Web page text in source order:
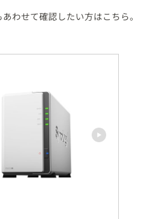
わせて確認したい方はこちら。